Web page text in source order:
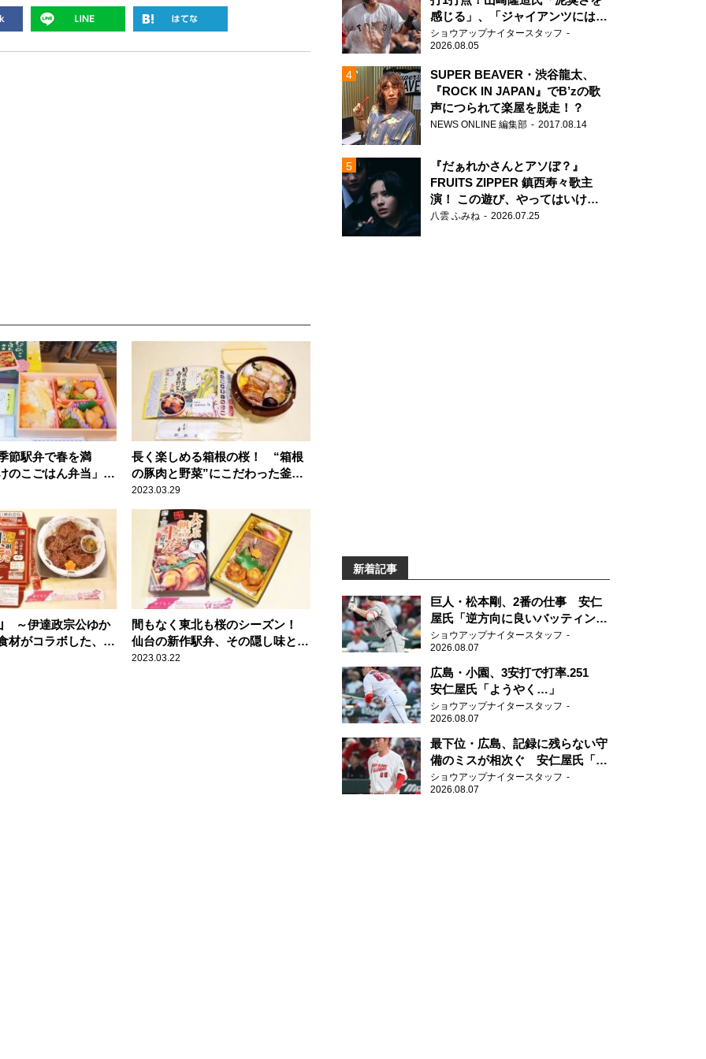
節駅弁で春を満
こごはん弁当」の
長く楽しめる箱根の桜！ “箱根
の豚肉と野菜”にこだわった釜飯
とは？
2023.03.29
～伊達政宗公ゆか
材がコラボした、名
間もなく東北も桜のシーズン！
仙台の新作駅弁、その隠し味と
は？
2023.03.22
感じる」、「ジャイアンツには少
ないタイプ」
ショウアップナイタースタッフ
2026.08.05
SUPER BEAVER・渋谷龍太、
『ROCK IN JAPAN』でB’zの歌
声につられて楽屋を脱走！？
NEWS ONLINE 編集部 2017.08.14
『だぁれかさんとアソぼ？』
FRUITS ZIPPER 鎮西寿々歌主
演！ この遊び、やってはいけま
せん。
八雲 ふみね 2026.07.25
新着記事
巨人・松本剛、2番の仕事 安仁
屋氏「逆方向に良いバッティン
グ」
ショウアップナイタースタッフ
2026.08.07
広島・小園、3安打で打率.251
安仁屋氏「ようやく…」
ショウアップナイタースタッフ
2026.08.07
最下位・広島、記録に残らない守
備のミスが相次ぐ 安仁屋氏「最
近守りのミスが多い」
ショウアップナイタースタッフ
2026.08.07